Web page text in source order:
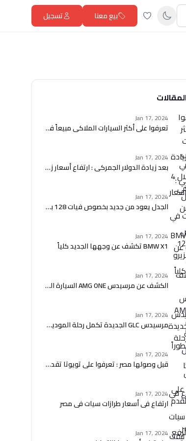
بيع معنا تسجيل
Jan 17, 2024
تعرفوا على أكثر السيارات الملاكي مبيعاً في مصر خلال 4 شهور في مصر
Jan 17, 2024
بعد زيادة الدولار الجمركي : ارتفاع أسعار زيوت السيارات في مصر
Jan 17, 2024
الجدل يعود من جديد بخصوص فيات 128 بحالة الزيرو
Jan 17, 2024
BMW X1 تكشف عن وجهها الجديد كلياً
Jan 17, 2024
الكشف عن مرسيدس AMG ONE السيارة الخارقة الأكثر تطوراً
Jan 17, 2024
مرسيدس GLC الجديدة تكمل رحلة الموديل السابق الأفضل مبيعاً للشركة
Jan 17, 2024
قبل وصولها مصر : تعرفوا على تويوتا تقدم كورولا 2023 الفيس ليفت الجديدة
Jan 17, 2024
ارتفاع في أسعار طرازات سيات في مصر
Jan 17, 2024